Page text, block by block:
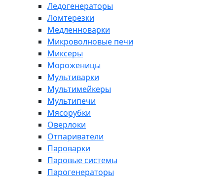
Ледогенераторы
Ломтерезки
Медленноварки
Микроволновые печи
Миксеры
Мороженицы
Мультиварки
Мультимейкеры
Мультипечи
Мясорубки
Оверлоки
Отпариватели
Пароварки
Паровые системы
Парогенераторы